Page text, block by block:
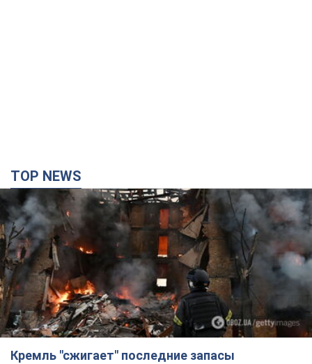
TOP NEWS
Кремль "сжигает" последние запасы